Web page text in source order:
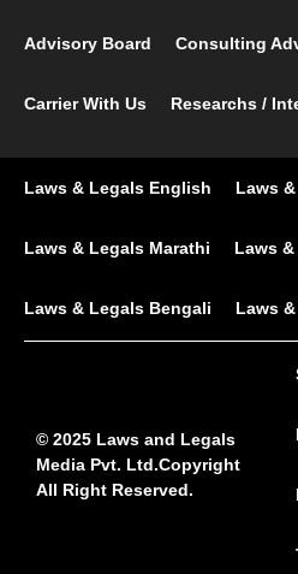
Advisory Board Consulting
Carrier With Us Researchs /
Laws & Legals English Laws
Laws & Legals Marathi Laws
Laws & Legals Bengali Laws
© 2025 Laws and Legals
Media Pvt. Ltd.Copyright
All Right Reserved.